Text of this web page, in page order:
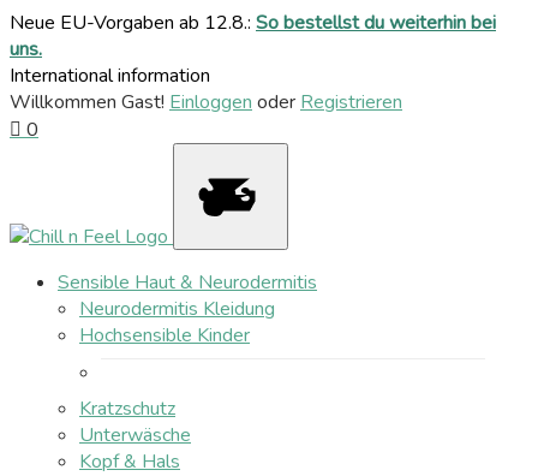
Neue EU-Vorgaben ab 12.8.: So bestellst du weiterhin bei
uns.
International information
Willkommen Gast! Einloggen oder Registrieren
0
Sensible Haut & Neurodermitis
Neurodermitis Kleidung
Hochsensible Kinder
Kratzschutz
Unterwäsche
Kopf & Hals